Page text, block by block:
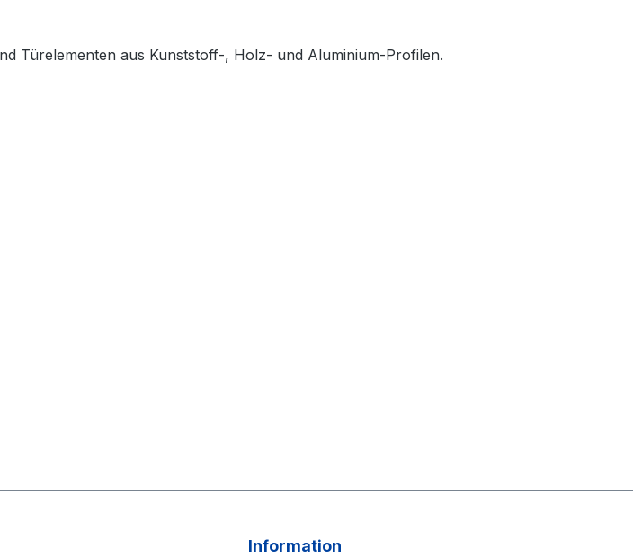
Türelementen aus Kunststoff-, Holz- und Aluminium-Profilen.
Information